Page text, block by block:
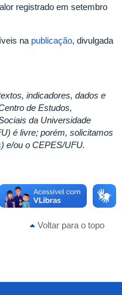
registrado em setembro
na publicação, divulgada
indicadores, dados e
de Estudos,
da Universidade
é livre; porém, solicitamos
e/ou o CEPES/UFU.
Voltar para o topo